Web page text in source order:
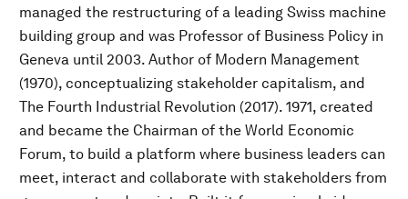
managed the restructuring of a leading Swiss machine
building group and was Professor of Business Policy in
Geneva until 2003. Author of Modern Management
(1970), conceptualizing stakeholder capitalism, and
The Fourth Industrial Revolution (2017). 1971, created
and became the Chairman of the World Economic
Forum, to build a platform where business leaders can
meet, interact and collaborate with stakeholders from